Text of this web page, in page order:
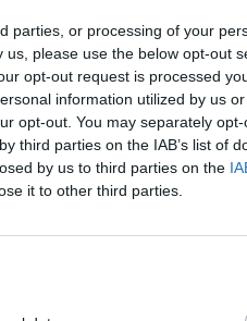
parties, or processing of your
please use the below opt-out
opt-out request is processed
information utilized by us
opt-out. You may separately
third parties on the IAB’s list of
by us to third parties on the
it to other third parties.
c'è
trattativa
e il Napoli"
- Torino, gli
mercato: ci
idea di